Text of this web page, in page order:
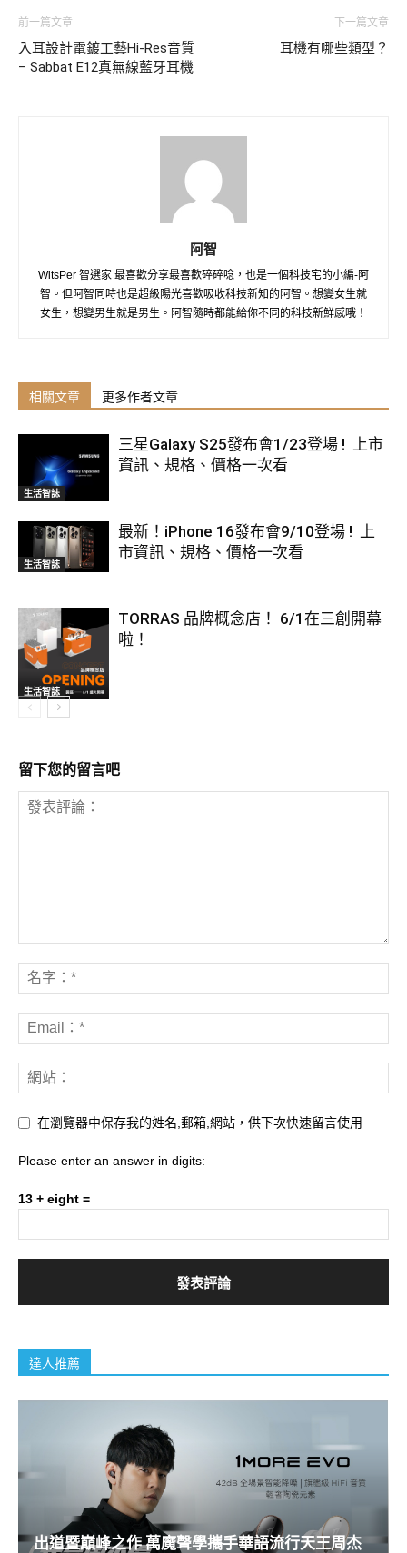
前一篇文章
入耳設計電鍍工藝Hi-Res音質
– Sabbat E12真無線藍牙耳機
下一篇文章
耳機有哪些類型？
阿智
WitsPer 智選家 最喜歡分享最喜歡碎碎唸，也是一個科技宅的小編-阿
智。但阿智同時也是超級陽光喜歡吸收科技新知的阿智。想變女生就
女生，想變男生就是男生。阿智隨時都能給你不同的科技新鮮感哦！
相關文章 更多作者文章
生活智誌
三星Galaxy S25發布會1/23登場 ! 上市
資訊、規格、價格一次看
生活智誌
最新！iPhone 16發布會9/10登場 ! 上
市資訊、規格、價格一次看
生活智誌
TORRAS 品牌概念店！ 6/1在三創開幕
啦！
留下您的留言吧
在瀏覽器中保存我的姓名,郵箱,網站，供下次快速留言使用
Please enter an answer in digits:
13 + eight =
達人推薦
出道暨巔峰之作 萬魔聲學攜手華語流行天王周杰